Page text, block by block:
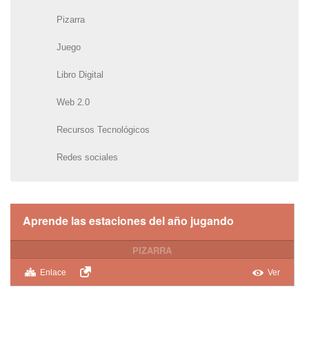
Pizarra
Juego
Libro Digital
Web 2.0
Recursos Tecnológicos
Redes sociales
Aprende las estaciones del año jugando
PIZARRA
Enlace Ver